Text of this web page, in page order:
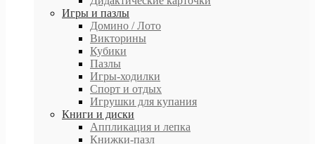
Игры и пазлы
Домино / Лото
Викторины
Кубики
Пазлы
Игры-ходилки
Спорт и отдых
Игрушки для купания
Книги и диски
Аппликация и лепка
Книжки-пазл